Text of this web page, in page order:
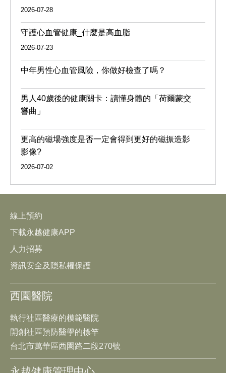
2026-07-28
守護心血管健康_什麼是高血脂
2026-07-23
中年男性心血管風險，你做好檢查了嗎？
男人40歲後的健康關卡：讀懂身體的「荷爾蒙交
響曲」
更高的磁場強度是否一定會得到更好的磁振造影
影像?
2026-07-02
線上預約
下載永越健康APP
人力招募
資訊安全及隱私權保護
西園醫院
執行社區醫療的模範醫院
開創社區預防醫學的標竿
台北市萬華區西園路二段270號